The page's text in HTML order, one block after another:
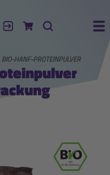
Sprache:
AnmeldenZum Warenkorb
Suche
BIO-HANF-PROTEINPULVER